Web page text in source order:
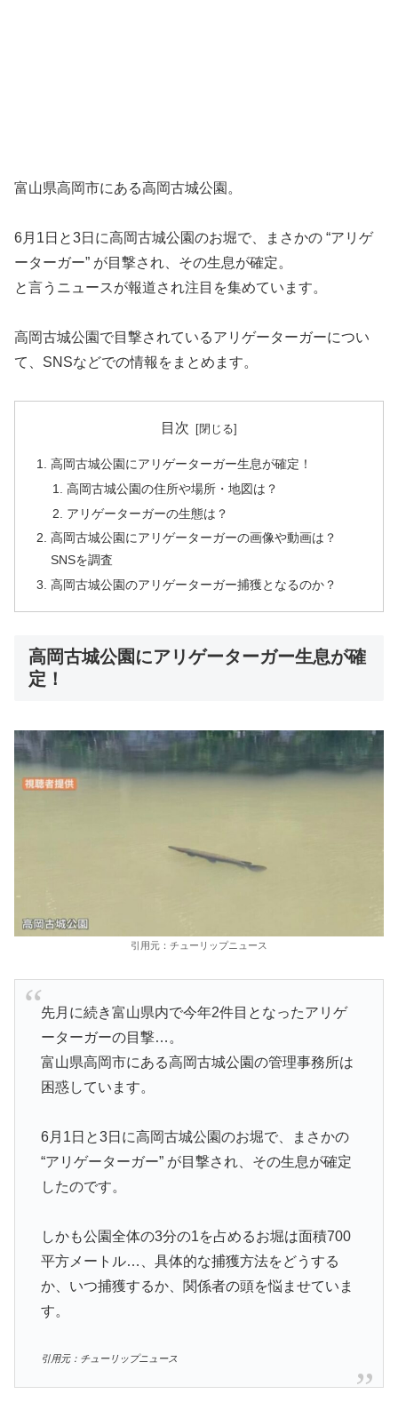
富山県高岡市にある高岡古城公園。
6月1日と3日に高岡古城公園のお堀で、まさかの “アリゲ
ーターガー” が目撃され、その生息が確定。
と言うニュースが報道され注目を集めています。
高岡古城公園で目撃されているアリゲーターガーについ
て、SNSなどでの情報をまとめます。
目次
高岡古城公園にアリゲーターガー生息が確定！
高岡古城公園の住所や場所・地図は？
アリゲーターガーの生態は？
高岡古城公園にアリゲーターガーの画像や動画は？
SNSを調査
高岡古城公園のアリゲーターガー捕獲となるのか？
高岡古城公園にアリゲーターガー生息が確
定！
引用元：チューリップニュース
先月に続き富山県内で今年2件目となったアリゲ
ーターガーの目撃…。
富山県高岡市にある高岡古城公園の管理事務所は
困惑しています。
6月1日と3日に高岡古城公園のお堀で、まさかの
“アリゲーターガー” が目撃され、その生息が確定
したのです。
しかも公園全体の3分の1を占めるお堀は面積700
平方メートル…、具体的な捕獲方法をどうする
か、いつ捕獲するか、関係者の頭を悩ませていま
す。
引用元：チューリップニュース